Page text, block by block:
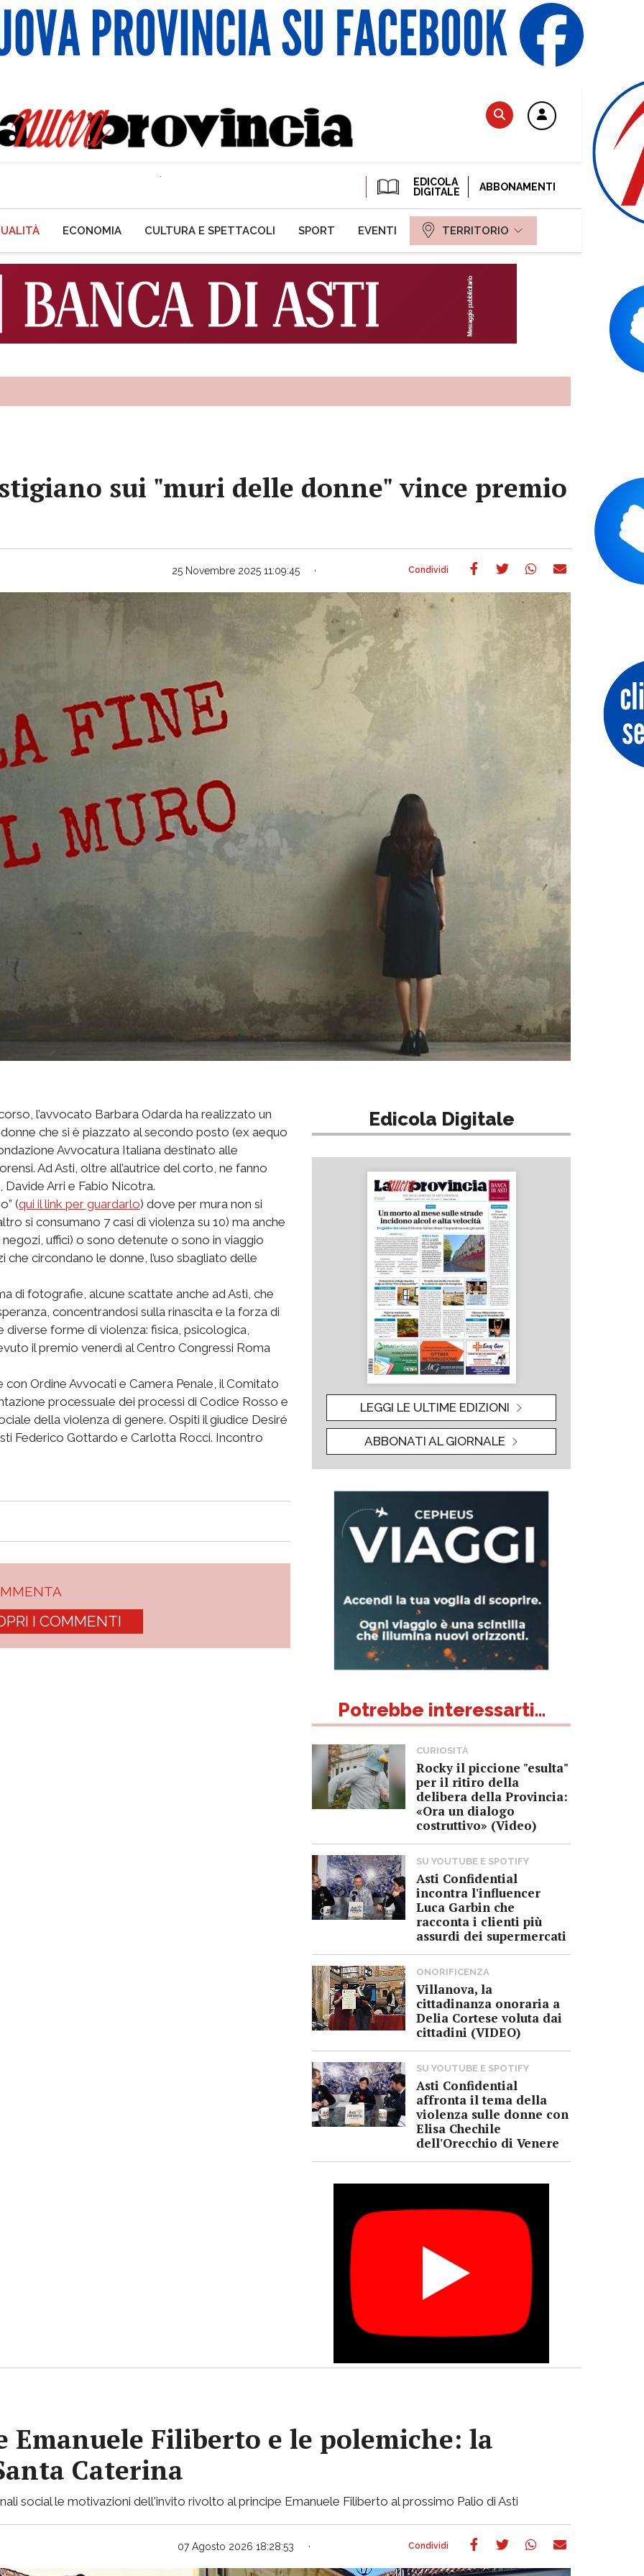
EDICOLA
DIGITALE
ABBONAMENTI
ECONOMIA CULTURA E SPETTACOLI SPORT EVENTI TERRITORIO
sui "muri delle donne" vince premio
25 Novembre 2025 11:09:45
l’avvocato Barbara Odarda ha realizzato un
che si è piazzato al secondo posto (ex aequo
Avvocatura Italiana destinato alle
Ad Asti, oltre all’autrice del corto, ne fanno
Arri e Fabio Nicotra.
(qui il link per guardarlo) dove per mura non si
si consumano 7 casi di violenza su 10) ma anche
uffici) o sono detenute o sono in viaggio
che circondano le donne, l’uso sbagliato delle
di fotografie, alcune scattate anche ad Asti, che
concentrandosi sulla rinascita e la forza di
forme di violenza: fisica, psicologica,
il premio venerdì al Centro Congressi Roma
Ordine Avvocati e Camera Penale, il Comitato
processuale dei processi di Codice Rosso e
della violenza di genere. Ospiti il giudice Desiré
Federico Gottardo e Carlotta Rocci. Incontro
I COMMENTI
Edicola Digitale
LEGGI LE ULTIME EDIZIONI
ABBONATI AL GIORNALE
Potrebbe interessarti...
CURIOSITÀ
Rocky il piccione "esulta"
per il ritiro della
delibera della Provincia:
«Ora un dialogo
costruttivo» (Video)
SU YOUTUBE E SPOTIFY
Asti Confidential
incontra l'influencer
Luca Garbin che
racconta i clienti più
assurdi dei supermercati
ONORIFICENZA
Villanova, la
cittadinanza onoraria a
Delia Cortese voluta dai
cittadini (VIDEO)
SU YOUTUBE E SPOTIFY
Asti Confidential
affronta il tema della
violenza sulle donne con
Elisa Chechile
dell'Orecchio di Venere
Filiberto e le polemiche: la
Caterina
social le motivazioni dell'invito rivolto al principe Emanuele Filiberto al prossimo Palio di Asti
07 Agosto 2026 18:28:53